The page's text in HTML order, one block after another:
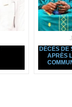
DÉCÈS DE
APRÈS